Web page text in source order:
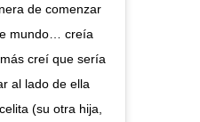
de comenzar
mundo… creía
creí que sería
al lado de ella
(su otra hija,